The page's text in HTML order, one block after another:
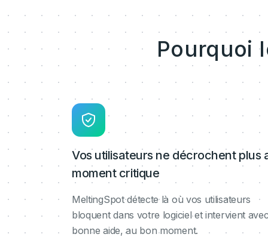
Pourquoi
Vos utilisateurs ne décrochent plus
moment critique
MeltingSpot détecte là où vos utilisateurs
bloquent dans votre logiciel et intervient
bonne aide, au bon moment.